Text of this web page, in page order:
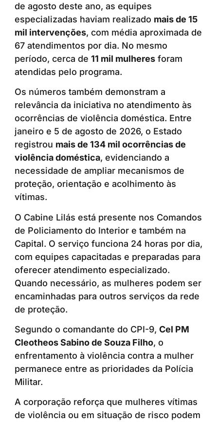
de agosto deste ano, as equipes
especializadas haviam realizado mais de 15
mil intervenções, com média aproximada de
67 atendimentos por dia. No mesmo
período, cerca de 11 mil mulheres foram
atendidas pelo programa.
Os números também demonstram a
relevância da iniciativa no atendimento às
ocorrências de violência doméstica. Entre
janeiro e 5 de agosto de 2026, o Estado
registrou mais de 134 mil ocorrências de
violência doméstica, evidenciando a
necessidade de ampliar mecanismos de
proteção, orientação e acolhimento às
vítimas.
O Cabine Lilás está presente nos Comandos
de Policiamento do Interior e também na
Capital. O serviço funciona 24 horas por dia,
com equipes capacitadas e preparadas para
oferecer atendimento especializado.
Quando necessário, as mulheres podem ser
encaminhadas para outros serviços da rede
de proteção.
Segundo o comandante do CPI-9, Cel PM
Cleotheos Sabino de Souza Filho, o
enfrentamento à violência contra a mulher
permanece entre as prioridades da Polícia
Militar.
A corporação reforça que mulheres vítimas
de violência ou em situação de risco podem